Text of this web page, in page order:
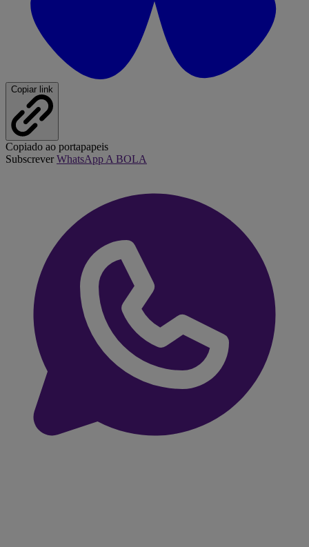
Copiar link
Copiado ao portapapeis
SubscreverWhatsApp A BOLA